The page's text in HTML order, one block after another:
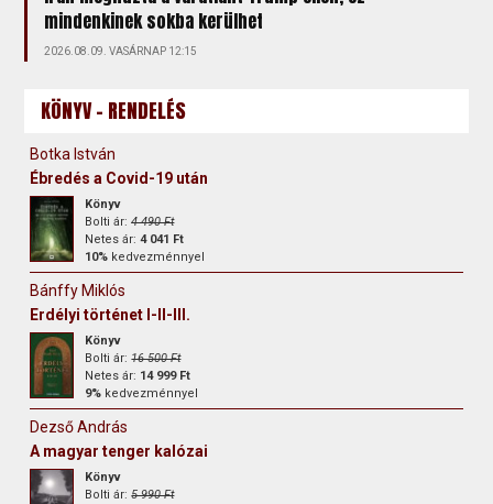
mindenkinek sokba kerülhet
2026.08.09. VASÁRNAP 12:15
KÖNYV - RENDELÉS
Botka István
Ébredés a Covid-19 után
Könyv
Bolti ár:4 490 Ft
Netes ár:4 041 Ft
10% kedvezménnyel
Bánffy Miklós
Erdélyi történet I-II-III.
Könyv
Bolti ár:16 500 Ft
Netes ár: 14 999 Ft
9% kedvezménnyel
Dezső András
A magyar tenger kalózai
Könyv
Bolti ár:5 990 Ft